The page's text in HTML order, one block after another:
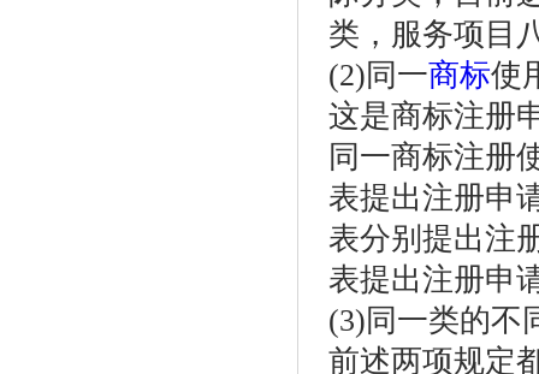
类，服务项目
(2)同一商标使
这是商标注册
同一商标注册
表提出注册申
表分别提出注
表提出注册申
(3)同一类的不
前述两项规定